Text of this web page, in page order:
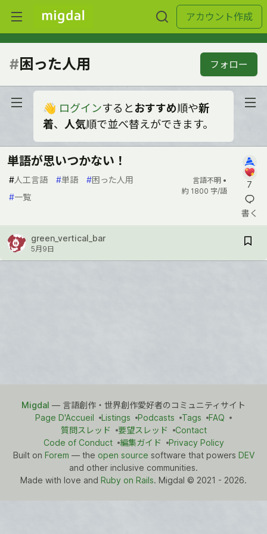
アカウント作成
#困った人用 フォロー
👋 ログインするとおすすめ順や新
着、 人気順で並べ替えができます。
単語が思いつかない！
#人工言語 #単語 #困った人用
#一覧
言語不明 •
約 1800 字/語
7
書く
green_vertical_bar
5月9日
Migdal — 言語創作・世界創作愛好者のコミュニティサイト
Page D'Accueil
Listings Podcasts Tags
FAQ
質問スレッド
要望スレッド
Contact
Code of Conduct
編集ガイド
Privacy Policy
Built on Forem — the open source software that powers DEV
and other inclusive communities.
Made with love and Ruby on Rails. Migdal © 2021 - 2026.